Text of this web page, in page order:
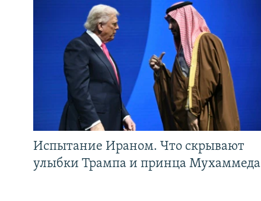
Испытание Ираном. Что скрывают
улыбки Трампа и принца Мухаммеда